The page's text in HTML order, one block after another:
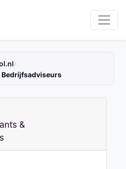
›
Bedrijfsadviseurs
&